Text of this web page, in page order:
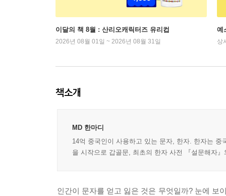
이달의 책 8월 : 산리오캐릭터즈 유리컵
2026년 08월 01일 ~ 2026년 08월 31일
예
상
책소개
MD 한마디
14억 중국인이 사용하고 있는 문자, 한자. 한자는
을 시작으로 갑골문, 최초의 한자 사전 『설문해자
인간이 문자를 얻고 잃은 것은 무엇일까? 눈에 보